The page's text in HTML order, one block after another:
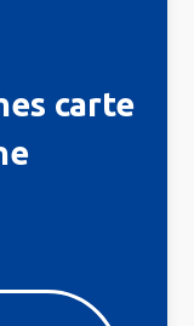
carte